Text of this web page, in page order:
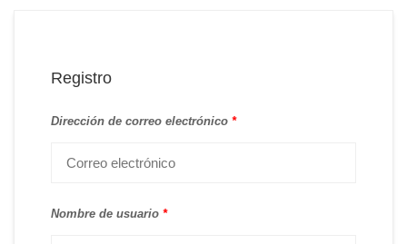
Registro
Dirección de correo electrónico *
Nombre de usuario *